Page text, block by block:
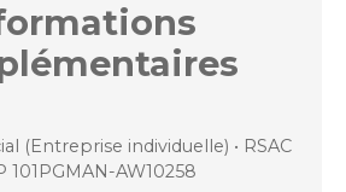
(Entreprise individuelle) • RSAC
101PGMAN-AW10258